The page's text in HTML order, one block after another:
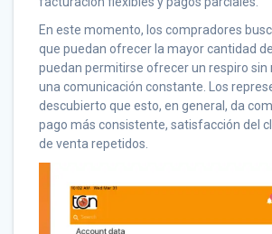
En este momento, los compradores
que puedan ofrecer la mayor cantidad
puedan permitirse ofrecer un respiro sin
una comunicación constante. Los
descubierto que esto, en general, da
pago más consistente, satisfacción del
de venta repetidos.